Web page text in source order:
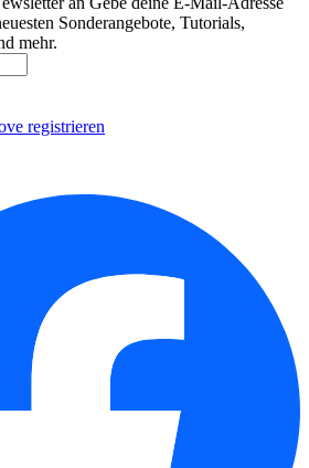
Sonderangebote, Tutorials,
mehr.
registrieren